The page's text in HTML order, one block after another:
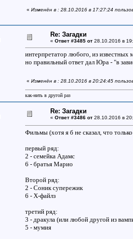
« Изменён в : 28.10.2016 в 17:27:24
Re: Загадки
« Ответ #3485 от28.10.2016 в
интерпретатор любого, из
но правильный ответ дал Юра - "в
« Изменён в : 28.10.2016 в 20:24:45
как-нить в другой раз
Re: Загадки
« Ответ #3486 от28.10.2016 в
Фильмы (хотя я б не сказал, что
первый ряд:
2 - семейка Адамс
6 - братья Марио
Второй ряд:
2 - Соник супережик
6 - Х-файлз
третий ряд:
3 - дракула (или любой другой из
5 - мумия